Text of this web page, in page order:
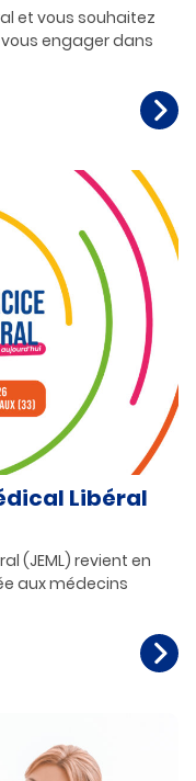
et vous souhaitez
engager dans
Libéral
(JEML) revient en
aux médecins